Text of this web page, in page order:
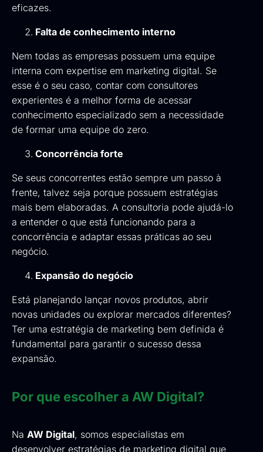
eficazes.
Falta de conhecimento interno
Nem todas as empresas possuem uma equipe
interna com expertise em marketing digital. Se
esse é o seu caso, contar com consultores
experientes é a melhor forma de acessar
conhecimento especializado sem a necessidade
de formar uma equipe do zero.
Concorrência forte
Se seus concorrentes estão sempre um passo à
frente, talvez seja porque possuem estratégias
mais bem elaboradas. A consultoria pode ajudá-lo
a entender o que está funcionando para a
concorrência e adaptar essas práticas ao seu
negócio.
Expansão do negócio
Está planejando lançar novos produtos, abrir
novas unidades ou explorar mercados diferentes?
Ter uma estratégia de marketing bem definida é
fundamental para garantir o sucesso dessa
expansão.
Por que escolher a AW Digital?
Na AW Digital, somos especialistas em
desenvolver estratégias de marketing digital que